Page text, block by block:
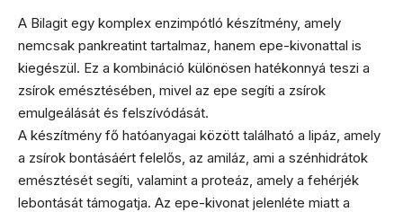
A Bilagit egy komplex enzimpótló készítmény, amely
nemcsak pankreatint tartalmaz, hanem epe-kivonattal is
kiegészül. Ez a kombináció különösen hatékonnyá teszi a
zsírok emésztésében, mivel az epe segíti a zsírok
emulgeálását és felszívódását.
A készítmény fő hatóanyagai között található a lipáz, amely
a zsírok bontásáért felelős, az amiláz, ami a szénhidrátok
emésztését segíti, valamint a proteáz, amely a fehérjék
lebontását támogatja. Az epe-kivonat jelenléte miatt a